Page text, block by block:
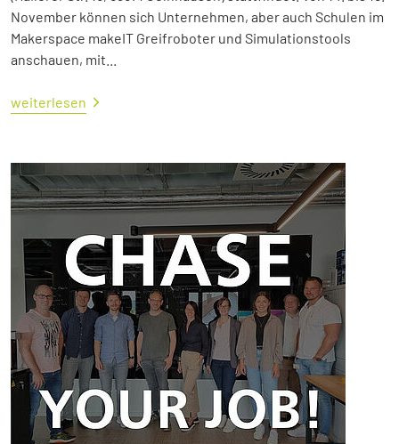
November können sich Unternehmen, aber auch Schulen im
Makerspace makeIT Greifroboter und Simulationstools
anschauen, mit...
weiterlesen